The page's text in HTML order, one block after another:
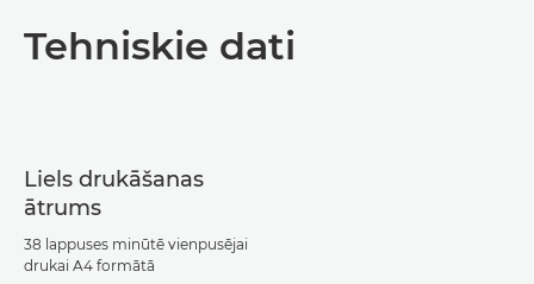
Tehniskie dati
Liels drukāšanas
ātrums
38 lappuses minūtē vienpusējai
drukai A4 formātā